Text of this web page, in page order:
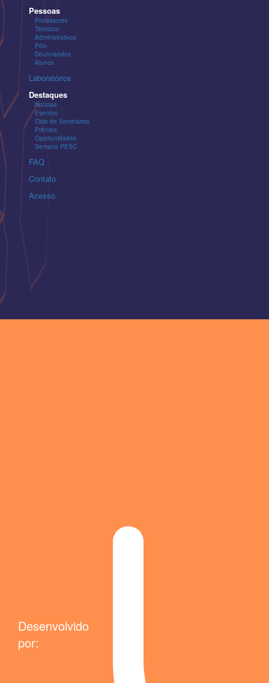
Pessoas
Professores
Técnicos-
Administrativos
Pós-
Doutorandos
Alunos
Laboratórios
Destaques
Notícias
Eventos
Ciclo de Seminários
Prêmios
Oportunidades
Semana PESC
FAQ
Contato
Acesso
Desenvolvido
por: